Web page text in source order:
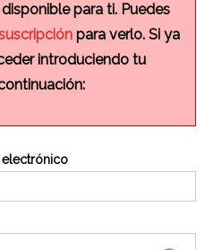
para ti. Puedes
para verlo. Si ya
introduciendo tu